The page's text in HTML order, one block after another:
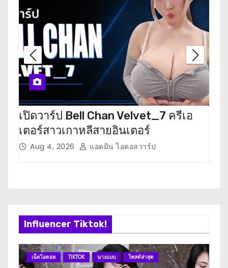
เปิดวาร์ป Bell Chan Velvet_7 ครีเอ
เตอร์สาวเกาหลีสายอินเตอร์
Aug 4, 2026 แอดมิน ไอดอลวาร์ป
Influencer Tiktok!
เน็ตไอดอล TIKTOK นางแบบ โพสต์ล่าสุด